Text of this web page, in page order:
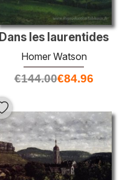
Dans les laurentides
Homer Watson
€144.00€84.96